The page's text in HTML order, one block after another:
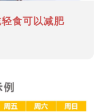
轻食可以减肥